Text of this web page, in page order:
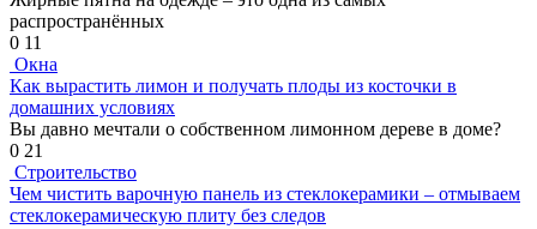
распространённых
0 11
Окна
Как вырастить лимон и получать плоды из косточки в
домашних условиях
Вы давно мечтали о собственном лимонном дереве в доме?
0 21
Строительство
Чем чистить варочную панель из стеклокерамики – отмываем
стеклокерамическую плиту без следов